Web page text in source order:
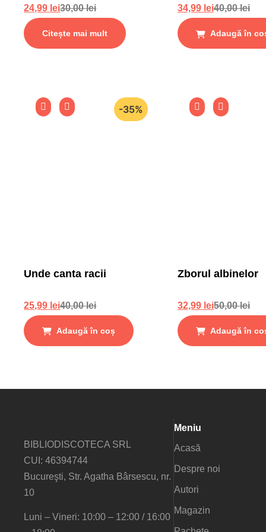
30,00lei
24,99 lei
Citește mai mult
40,00lei
34,99 lei
Adaugă în
-35%
Unde canta racii
40,00lei
25,99 lei
Adaugă în coș
Zborul albinelor
50,00lei
32,99 lei
Adaugă în
BIBLIODISCOTECA SRL
CUI: 46394744
Bucureşti, Str. Agatha Bârsescu, nr.
10
Luni – Vineri: 10:00 – 12:00 / 16:00
Meniu
Acasă
Despre noi
Autori
Magazin